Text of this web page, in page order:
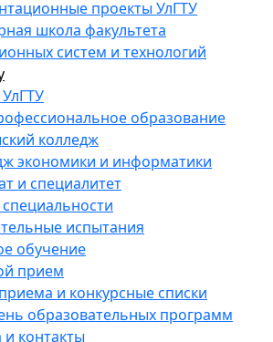
проекты УлГТУ
школа факультета
систем и технологий
образование
колледж
экономики и информатики
и специалитет
испытания
обучение
прием
и конкурсные списки
образовательных программ
и контакты